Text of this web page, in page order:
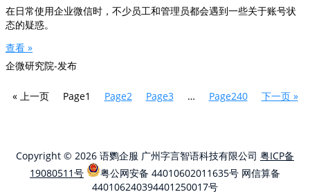
在日常使用企业微信时，不少员工和管理员都会遇到一些关于账号状
态的疑惑。
查看 »
企微研究院-发布
« 上一页 Page1 Page2 Page3 … Page240 下一页 »
Copyright © 2026 语鹦企服 广州字言智语科技有限公司 粤ICP备
19080511号
粤公网安备 44010602011635号 网信算备
440106240394401250017号